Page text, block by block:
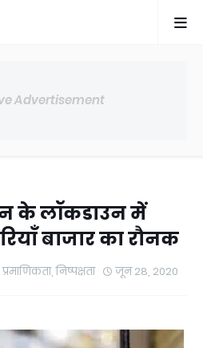
Advertisement
के लॉकडाउन में
बाजार का रौनक
निष्पक्षता जून 28, 2020